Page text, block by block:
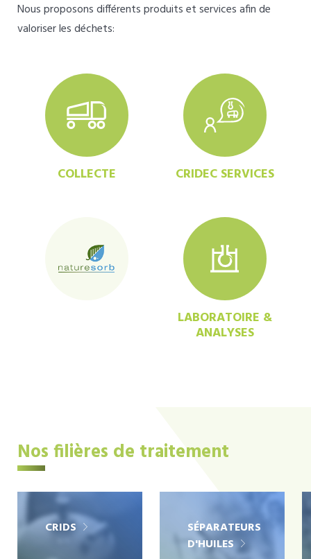
Nous proposons différents produits et services afin de
valoriser les déchets:
COLLECTE CRIDEC SERVICES
LABORATOIRE &
ANALYSES
Nos filières de traitement
CRIDS
SÉPARATEURS
D'HUILES